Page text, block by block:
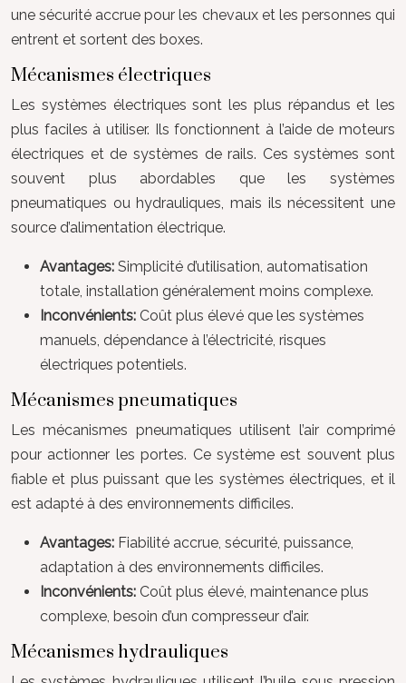
une sécurité accrue pour les chevaux et les personnes qui
entrent et sortent des boxes.
Mécanismes électriques
Les systèmes électriques sont les plus répandus et les
plus faciles à utiliser. Ils fonctionnent à l’aide de moteurs
électriques et de systèmes de rails. Ces systèmes sont
souvent plus abordables que les systèmes
pneumatiques ou hydrauliques, mais ils nécessitent une
source d’alimentation électrique.
Avantages: Simplicité d’utilisation, automatisation
totale, installation généralement moins complexe.
Inconvénients: Coût plus élevé que les systèmes
manuels, dépendance à l’électricité, risques
électriques potentiels.
Mécanismes pneumatiques
Les mécanismes pneumatiques utilisent l’air comprimé
pour actionner les portes. Ce système est souvent plus
fiable et plus puissant que les systèmes électriques, et il
est adapté à des environnements difficiles.
Avantages: Fiabilité accrue, sécurité, puissance,
adaptation à des environnements difficiles.
Inconvénients: Coût plus élevé, maintenance plus
complexe, besoin d’un compresseur d’air.
Mécanismes hydrauliques